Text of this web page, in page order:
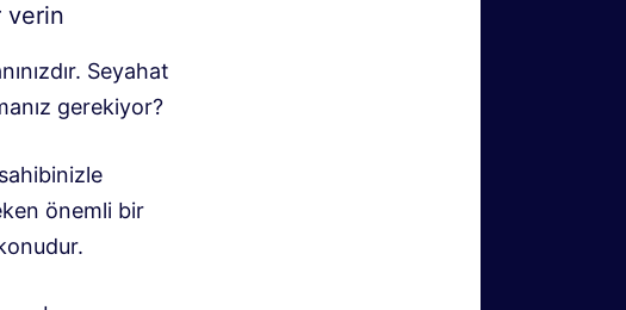
verin
Seyahat
gerekiyor?
önemli bir